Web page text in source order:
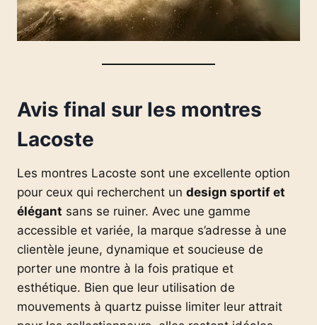
Avis final sur les montres
Lacoste
Les montres Lacoste sont une excellente option
pour ceux qui recherchent un design sportif et
élégant sans se ruiner. Avec une gamme
accessible et variée, la marque s’adresse à une
clientèle jeune, dynamique et soucieuse de
porter une montre à la fois pratique et
esthétique. Bien que leur utilisation de
mouvements à quartz puisse limiter leur attrait